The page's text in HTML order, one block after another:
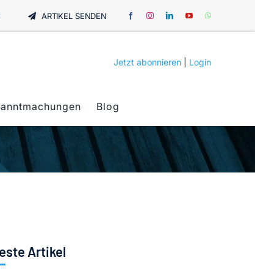
ARTIKEL SENDEN
Jetzt abonnieren Login
Blog
Artikel